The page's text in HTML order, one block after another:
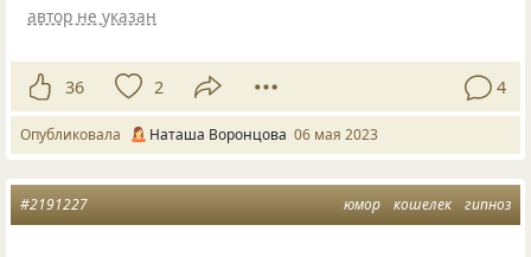
автор не указан
36 2 4
Опубликовала Наташа Воронцова 06 мая 2023
юмор кошелек гипноз
#2191227